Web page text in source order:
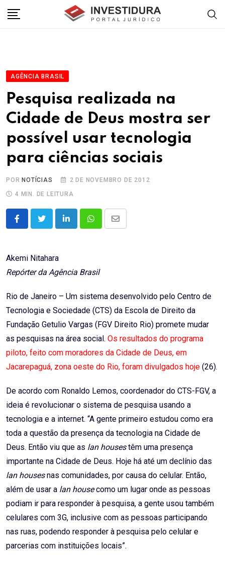
AGÊNCIA BRASIL
Pesquisa realizada na
Cidade de Deus mostra ser
possível usar tecnologia
para ciências sociais
POR NOTÍCIAS
2 DE NOVEMBRO DE 2012
4 MIN. DE LEITURA
LinkedInWhatsappShare
Akemi Nitahara
Repórter da Agência Brasil
Rio de Janeiro – Um sistema desenvolvido pelo Centro de
Tecnologia e Sociedade (CTS) da Escola de Direito da
Fundação Getulio Vargas (FGV Direito Rio) promete mudar
as pesquisas na área social. Os resultados do programa
piloto, feito com moradores da Cidade de Deus, em
Jacarepaguá, zona oeste do Rio, foram divulgados hoje (26).
De acordo com Ronaldo Lemos, coordenador do CTS-FGV, a
ideia é revolucionar o sistema de pesquisa usando a
tecnologia e a internet. “A gente primeiro estudou como era
toda a questão da presença da tecnologia na Cidade de
Deus. Então viu que as lan housestêm uma presença
importante na Cidade de Deus. Hoje há até um declínio das
lan housesnas comunidades, por causa do celular. Então,
além de usar a lan housecomo um lugar onde as pessoas
podiam ir para responder à pesquisa, a gente usou também
celulares com 3G, inclusive com as pessoas participando
nas ruas, podendo responder à pesquisa pelo celular e
parcerias com instituições locais”.